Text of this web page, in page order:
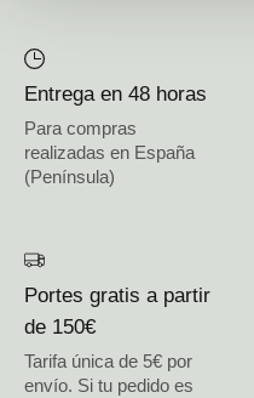
Entrega en 48 horas
Para compras
realizadas en España
(Península)
Portes gratis a partir
de 150€
Tarifa única de 5€ por
envío. Si tu pedido es